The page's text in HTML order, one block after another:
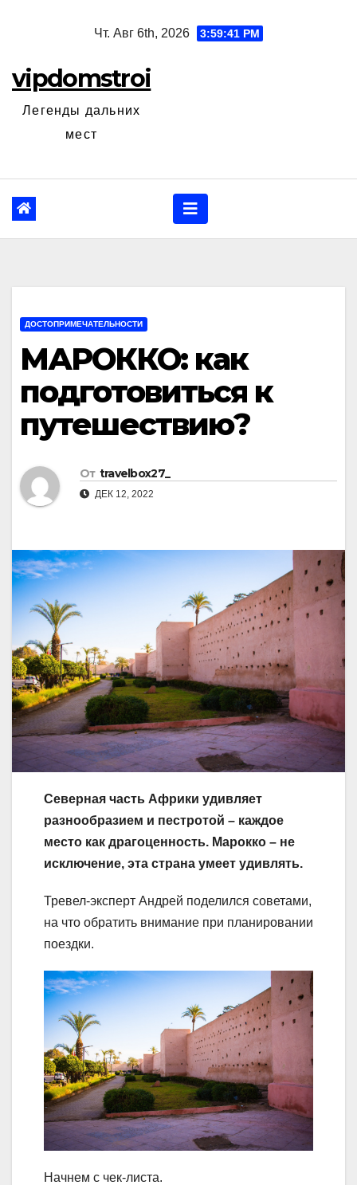
Чт. Авг 6th, 2026 3:59:43 PM
vipdomstroi
Легенды дальних
мест
ДОСТОПРИМЕЧАТЕЛЬНОСТИ
МАРОККО: как
подготовиться к
путешествию?
От travelbox27_
ДЕК 12, 2022
Северная часть Африки удивляет
разнообразием и пестротой – каждое
место как драгоценность. Марокко – не
исключение, эта страна умеет удивлять.
Тревел-эксперт Андрей поделился советами,
на что обратить внимание при планировании
поездки.
Начнем с чек-листа.